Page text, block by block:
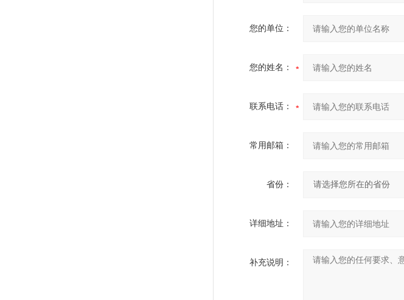
您的单位：
您的姓名：
联系电话：
常用邮箱：
省份：
详细地址：
补充说明：